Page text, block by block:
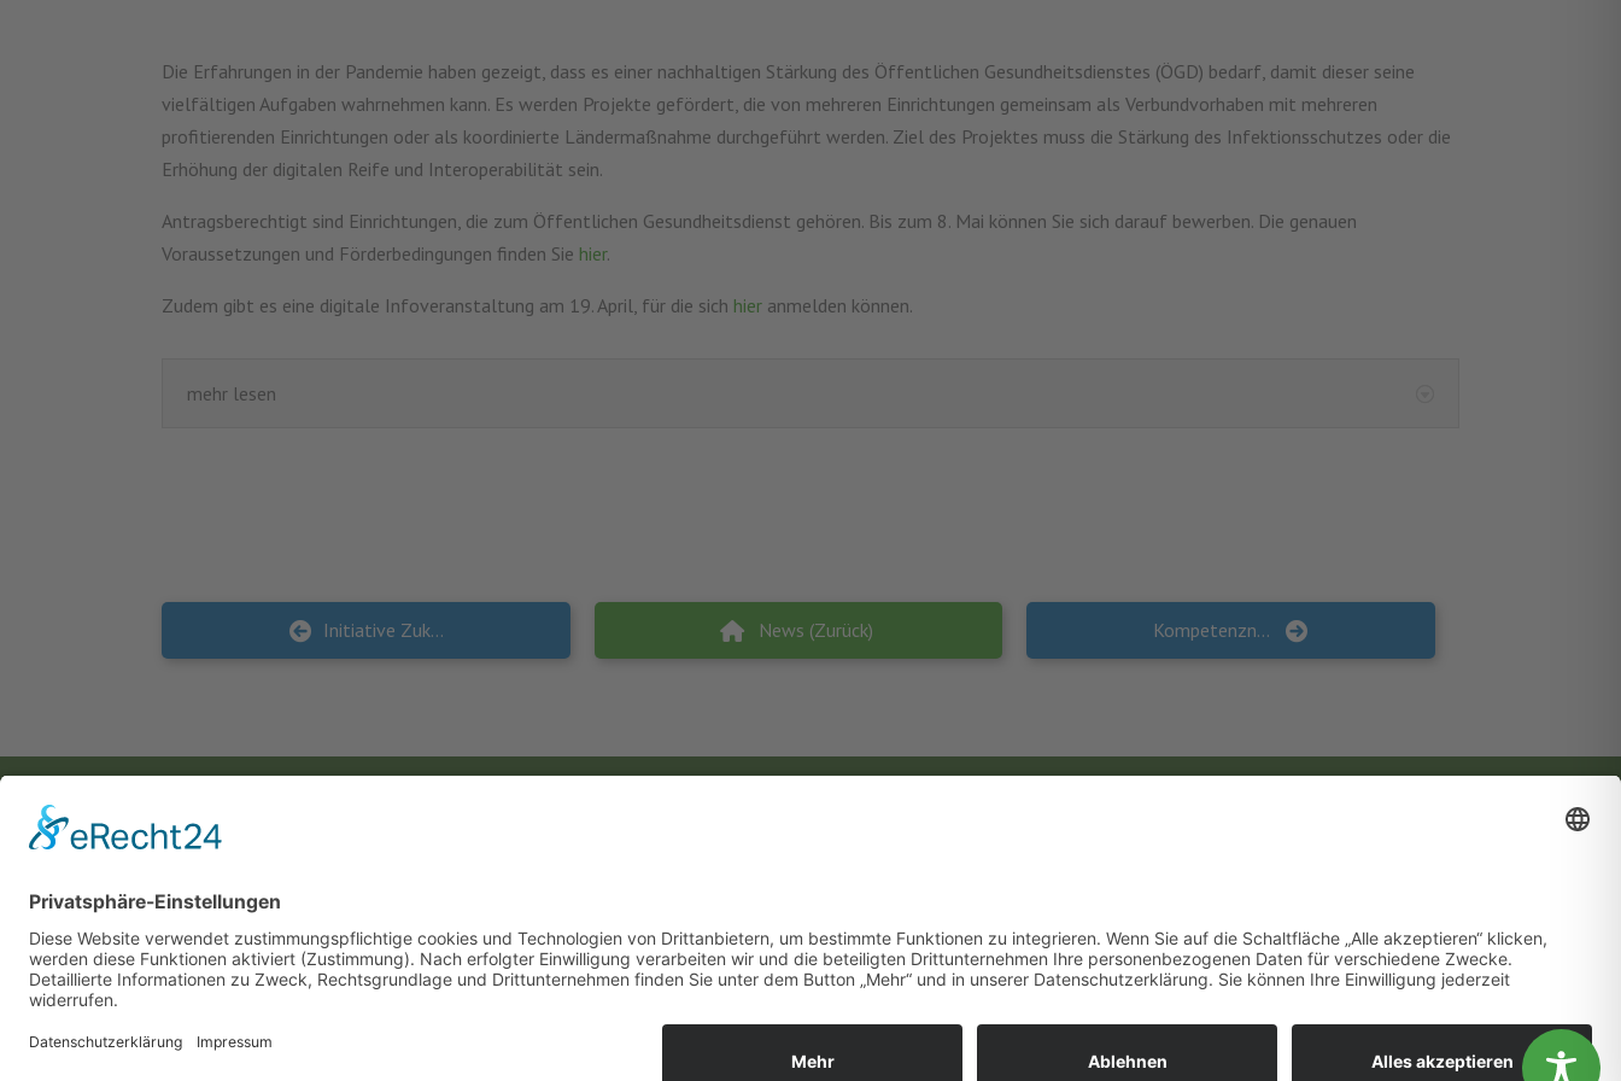
Die Erfahrungen in der Pandemie haben gezeigt, dass es einer nachhaltigen Stärkung des Öffentlichen Gesundheitsdienstes (ÖGD) bedarf, damit dieser seine
vielfältigen Aufgaben wahrnehmen kann. Es werden Projekte gefördert, die von mehreren Einrichtungen gemeinsam als Verbundvorhaben mit mehreren
profitierenden Einrichtungen oder als koordinierte Ländermaßnahme durchgeführt werden. Ziel des Projektes muss die Stärkung des Infektionsschutzes oder die
Erhöhung der digitalen Reife und Interoperabilität sein.
Antragsberechtigt sind Einrichtungen, die zum Öffentlichen Gesundheitsdienst gehören. Bis zum 8. Mai können Sie sich darauf bewerben. Die genauen
Voraussetzungen und Förderbedingungen finden Sie hier.
Zudem gibt es eine digitale Infoveranstaltung am 19. April, für die sich hier anmelden können.
mehr lesen
Initiative Zukunfthandeln – MV lebenswert und nachhaltig gestalten News (Zurück) Kompetenznetzwerk DEKI – Demokratiebildung im Kindesalter
Landesvereinigung für Gesundheitsförderung
9:00 - 12:00 Uhr | 13:00 - 15:00 Uhr
Gesundheitsförderung vor Ort